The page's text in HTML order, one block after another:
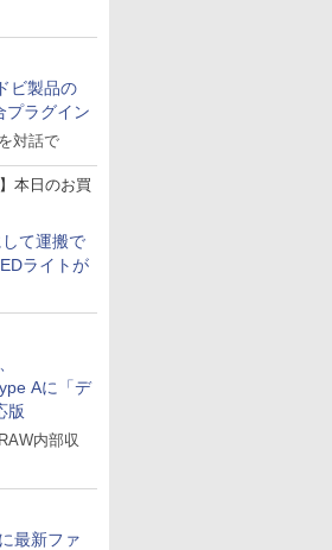
ビ製品の
プラグイン
対話で
】本日のお買
して運搬で
ライトが
Aに「デ
版
内部収
最新ファ